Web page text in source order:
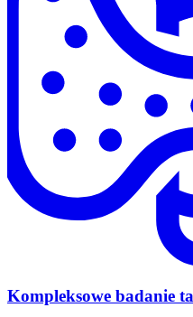
Kompleksowe badanie